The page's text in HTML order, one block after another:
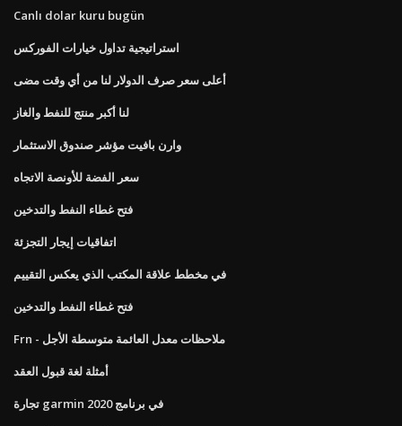
Canlı dolar kuru bugün
استراتيجية تداول خيارات الفوركس
أعلى سعر صرف الدولار لنا من أي وقت مضى
لنا أكبر منتج للنفط والغاز
وارن بافيت مؤشر صندوق الاستثمار
سعر الفضة للأونصة الاتجاه
فتح غطاء النفط والتدخين
اتفاقيات إيجار التجزئة
في مخطط علاقة المكتب الذي يعكس التقييم
فتح غطاء النفط والتدخين
Frn - ملاحظات معدل العائمة متوسطة الأجل
أمثلة لغة قبول العقد
تجارة garmin في برنامج 2020